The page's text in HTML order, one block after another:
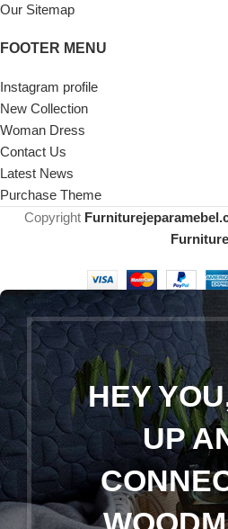
Our Sitemap
FOOTER MENU
Instagram profile
New Collection
Woman Dress
Contact Us
Latest News
Purchase Theme
Copyright
Furniture
HEY
UP